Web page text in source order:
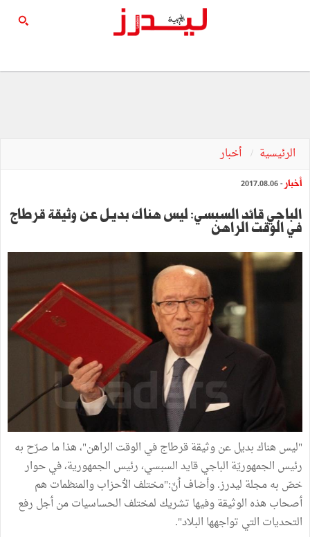
الرئيسية أخبار
أخبار - 2017.08.06
الباجي قائد السبسي: ليس هناك بديل عن وثيقة قرطاج
في الوقت الراهن
"ليس هناك بديل عن وثيقة قرطاج في الوقت الراهن"، هذا ما صرّح به
رئيس الجمهوريّة الباجي قايد السبسي، رئيس الجمهورية، في حوار
خصّ به مجلة ليدرز. وأضاف ٲنّ:"مختلف الٲحزاب والمنظمات هم
ٲصحاب هذه الوثيقة وفيها تشريك لمختلف الحساسيات من ٲجل رفع
التحديات التي تواجهها البلاد".